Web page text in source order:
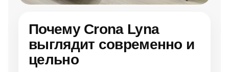
контраст и спокойная цветовая база.
Для кого подойдёт кухня Crona Lyna
Почему Crona Lyna
выглядит современно и
цельно